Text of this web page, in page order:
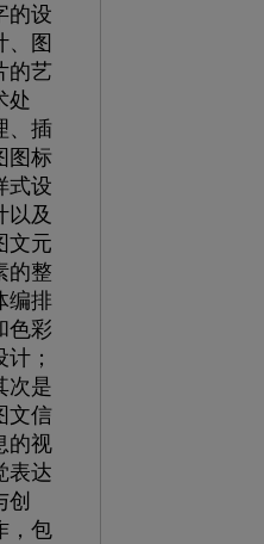
的设
、图
的艺
处
、插
图标
式设
以及
文元
的整
编排
色彩
计；
次是
文信
的视
表达
创
，包